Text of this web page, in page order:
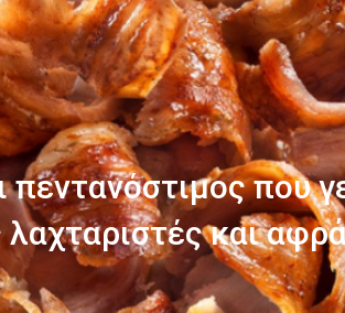
ΑΠΟ 40 ΧΡΟΝΙΑ
εξαιρετικής
Γνωρίστε μας